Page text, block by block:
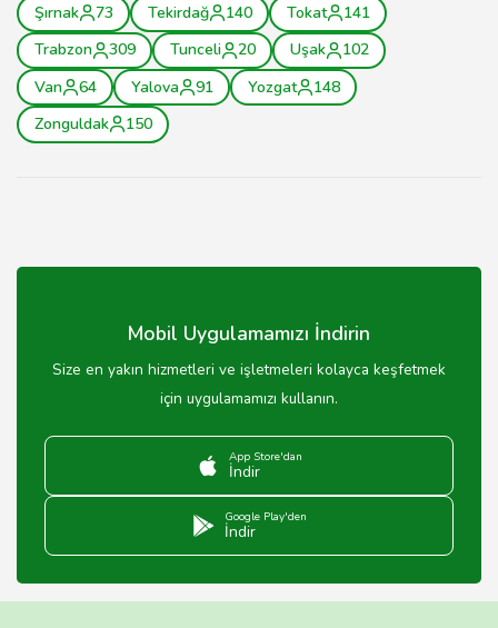
Şırnak
73 Tekirdağ 140 Tokat
141
Trabzon
309 Tunceli 20 Uşak
102
Van
64 Yalova 91 Yozgat
148
Zonguldak
150
Mobil Uygulamamızı İndirin
Size en yakın hizmetleri ve işletmeleri kolayca keşfetmek
için uygulamamızı kullanın.
App Store'dan
İndir
Google Play'den
İndir